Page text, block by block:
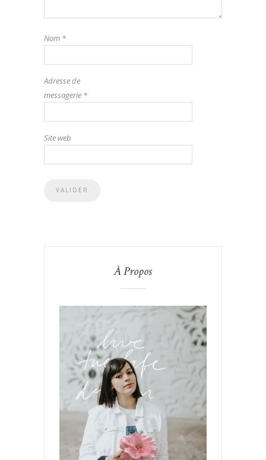
Nom *
Adresse de
messagerie *
Site web
À Propos